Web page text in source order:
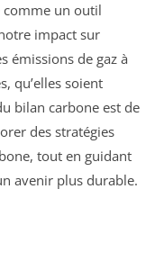
comme un outil
impact sur
émissions de gaz à
qu’elles soient
bilan carbone est de
des stratégies
tout en guidant
avenir plus durable.